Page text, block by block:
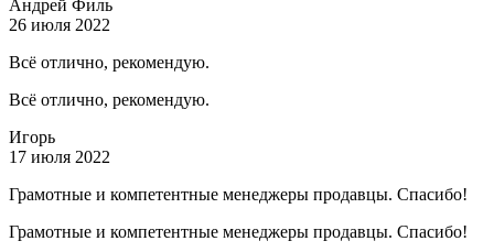
Андрей Филь
26 июля 2022
Всё отлично, рекомендую.
Всё отлично, рекомендую.
Игорь
17 июля 2022
Грамотные и компетентные менеджеры продавцы. Спасибо!
Грамотные и компетентные менеджеры продавцы. Спасибо!